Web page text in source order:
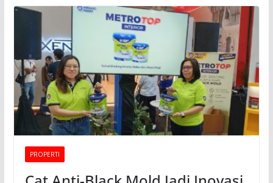
PROPERTI